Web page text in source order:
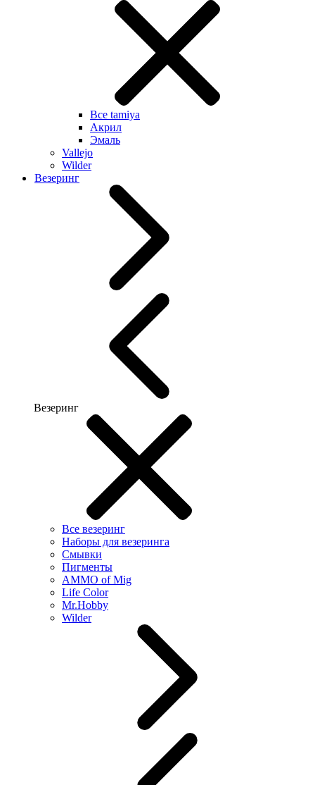
Все tamiya
Акрил
Эмаль
Vallejo
Wilder
Везеринг
Везеринг
Все везеринг
Наборы для везеринга
Смывки
Пигменты
AMMO of Mig
Life Color
Mr.Hobby
Wilder